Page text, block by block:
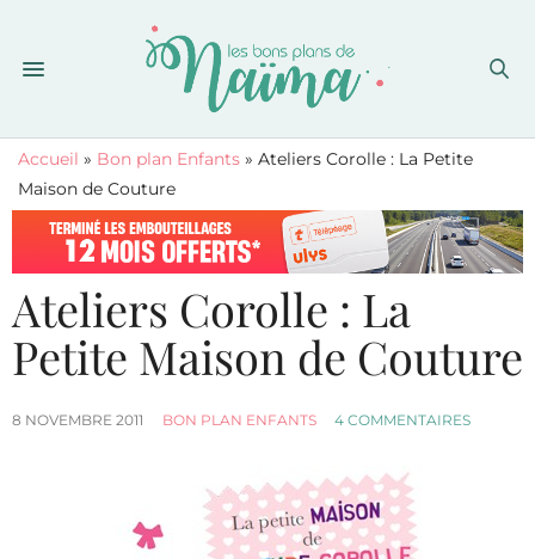
Accueil » Bon plan Enfants » Ateliers Corolle : La Petite
Maison de Couture
Ateliers Corolle : La
Petite Maison de Couture
8 NOVEMBRE 2011 BON PLAN ENFANTS 4 COMMENTAIRES